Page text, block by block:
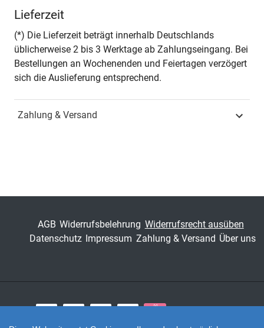
Seiten 216
Jahr Hamburg 2010
Schriftenreihe
Fachbereich Sozialwissenschaft
Lieferzeit
(*) Die Lieferzeit beträgt innerhalb Deutschlands
üblicherweise 2 bis 3 Werktage ab Zahlungseingang. Bei
Bestellungen an Wochenenden und Feiertagen verzögert
sich die Auslieferung entsprechend.
Zahlung & Versand
AGB Widerrufsbelehrung Widerrufsrecht ausüben
Datenschutz Impressum Zahlung & Versand Über uns
Zahlungsarten